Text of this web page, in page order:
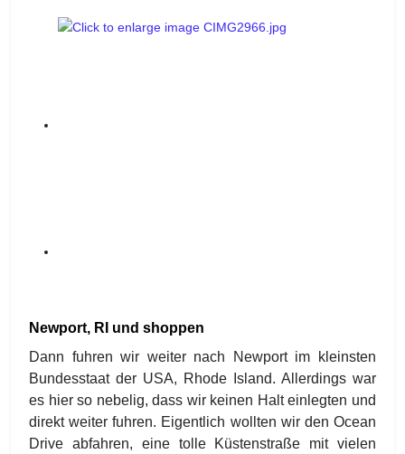
Newport, RI und shoppen
Dann fuhren wir weiter nach Newport im kleinsten
Bundesstaat der USA, Rhode Island. Allerdings war
es hier so nebelig, dass wir keinen Halt einlegten und
direkt weiter fuhren. Eigentlich wollten wir den Ocean
Drive abfahren, eine tolle Küstenstraße mit vielen